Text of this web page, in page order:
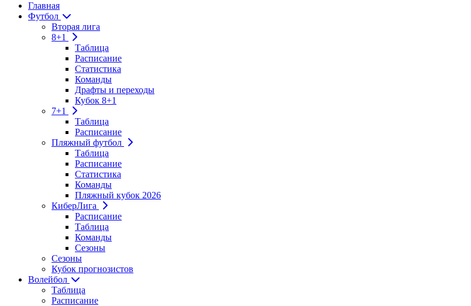
Главная
Футбол
Вторая лига
8+1
Таблица
Расписание
Статистика
Команды
Драфты и переходы
Кубок 8+1
7+1
Таблица
Расписание
Пляжный футбол
Таблица
Расписание
Статистика
Команды
Пляжный кубок 2026
КиберЛига
Расписание
Таблица
Команды
Сезоны
Сезоны
Кубок прогнозистов
Волейбол
Таблица
Расписание